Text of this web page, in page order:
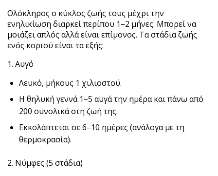
Ολόκληρος ο κύκλος ζωής τους μέχρι την
ενηλικίωση διαρκεί περίπου 1–2 μήνες. Μπορεί να
μοιάζει απλός αλλά είναι επίμονος. Τα στάδια ζωής
ενός κοριού είναι τα εξής:
1. Αυγό
Λευκό, μήκους 1 χιλιοστού.
Η θηλυκή γεννά 1–5 αυγά την ημέρα και πάνω από
200 συνολικά στη ζωή της.
Εκκολάπτεται σε 6–10 ημέρες (ανάλογα με τη
θερμοκρασία).
2. Νύμφες (5 στάδια)